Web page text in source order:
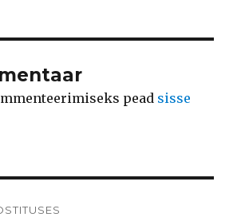
pead sisse